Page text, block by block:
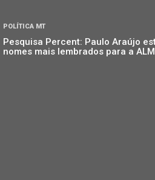
POLÍTICA MT
Pesquisa Percent: Paulo Araújo
nomes mais lembrados para a